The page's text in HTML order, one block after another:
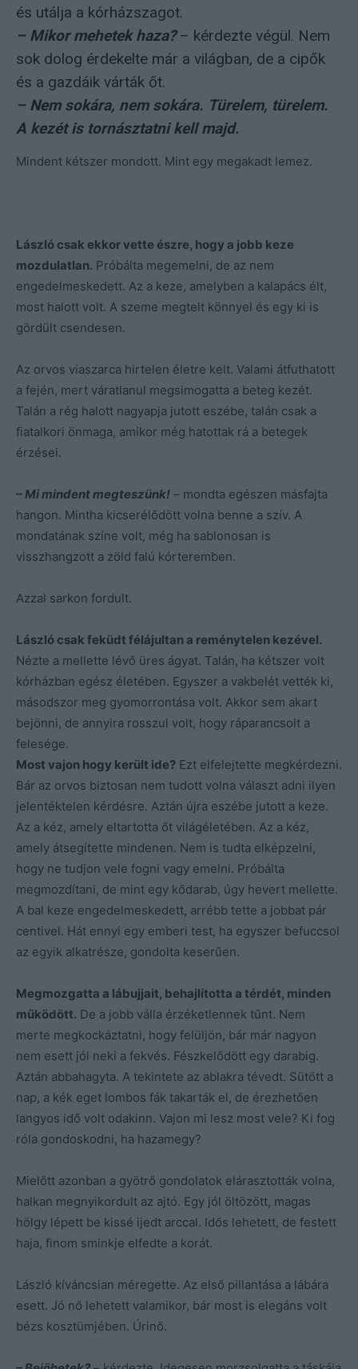
és utálja a kórházszagot.
– Mikor mehetek haza?– kérdezte végül. Nem
sok dolog érdekelte már a világban, de a cipők
és a gazdáik várták őt.
– Nem sokára, nem sokára. Türelem, türelem.
A kezét is tornásztatni kell majd.
Mindent kétszer mondott. Mint egy megakadt lemez.
László csak ekkor vette észre, hogy a jobb keze
mozdulatlan. Próbálta megemelni, de az nem
engedelmeskedett. Az a keze, amelyben a kalapács élt,
most halott volt. A szeme megtelt könnyel és egy ki is
gördült csendesen.
Az orvos viaszarca hirtelen életre kelt. Valami átfuthatott
a fején, mert váratlanul megsimogatta a beteg kezét.
Talán a rég halott nagyapja jutott eszébe, talán csak a
fiatalkori önmaga, amikor még hatottak rá a betegek
érzései.
– Mi mindent megteszünk! – mondta egészen másfajta
hangon. Mintha kicserélődött volna benne a szív. A
mondatának színe volt, még ha sablonosan is
visszhangzott a zöld falú kórteremben.
Azzal sarkon fordult.
László csak feküdt félájultan a reménytelen kezével.
Nézte a mellette lévő üres ágyat. Talán, ha kétszer volt
kórházban egész életében. Egyszer a vakbelét vették ki,
másodszor meg gyomorrontása volt. Akkor sem akart
bejönni, de annyira rosszul volt, hogy ráparancsolt a
felesége.
Most vajon hogy került ide? Ezt elfelejtette megkérdezni.
Bár az orvos biztosan nem tudott volna választ adni ilyen
jelentéktelen kérdésre. Aztán újra eszébe jutott a keze.
Az a kéz, amely eltartotta őt világéletében. Az a kéz,
amely átsegítette mindenen. Nem is tudta elképzelni,
hogy ne tudjon vele fogni vagy emelni. Próbálta
megmozdítani, de mint egy kődarab, úgy hevert mellette.
A bal keze engedelmeskedett, arrébb tette a jobbat pár
centivel. Hát ennyi egy emberi test, ha egyszer befuccsol
az egyik alkatrésze, gondolta keserűen.
Megmozgatta a lábujjait, behajlította a térdét, minden
működött. De a jobb válla érzéketlennek tűnt. Nem
merte megkockáztatni, hogy felüljön, bár már nagyon
nem esett jól neki a fekvés. Fészkelődött egy darabig.
Aztán abbahagyta. A tekintete az ablakra tévedt. Sütött a
nap, a kék eget lombos fák takarták el, de érezhetően
langyos idő volt odakinn. Vajon mi lesz most vele? Ki fog
róla gondoskodni, ha hazamegy?
Mielőtt azonban a gyötrő gondolatok elárasztották volna,
halkan megnyikordult az ajtó. Egy jól öltözött, magas
hölgy lépett be kissé ijedt arccal. Idős lehetett, de festett
haja, finom sminkje elfedte a korát.
László kíváncsian méregette. Az első pillantása a lábára
esett. Jó nő lehetett valamikor, bár most is elegáns volt
bézs kosztümjében. Úrinő.